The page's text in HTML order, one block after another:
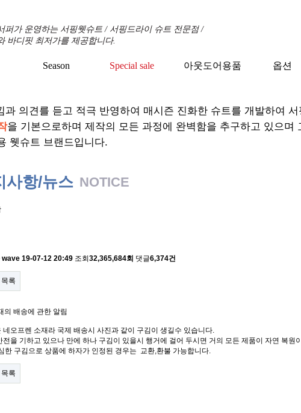
퍼가 운영하는 서핑웻슈트 / 서핑드라이 슈트 전문점 /
바디핏 최저가를 제공합니다.
Season
Special sale
아웃도어용품 옵션
과 의견를 듣고 적극 반영하여 매시즌 진화한 슈트를 개발하여
을 기본으로하며 제작의 모든 과정에 완벽함을 추구하고 있으며
웻슈트 브랜드입니다.
사항/뉴스 NOTICE
wave 19-07-12 20:49 조회 32,365,684회 댓글6,374건
목록
의 배송에 관한 알림
네오프렌 소재라 국제 배송시 사진과 같이 구김이 생길수 있습니다.
전을 기하고 있으나 만에 하나 구김이 있을시 행거에 걸어 두시면 거의 모든 제품이 자연 복원
한 구김으로 상품에 하자가 인정된 경우는 교환,환불 가능합니다.
목록